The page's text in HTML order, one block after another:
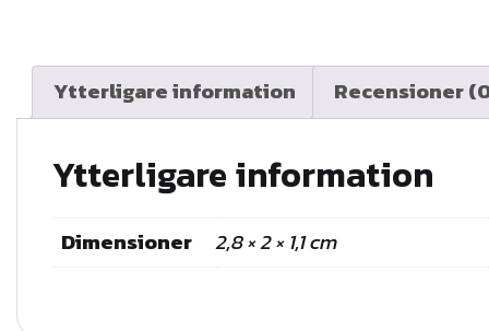
Ytterligare information Recensioner
Ytterligare information
Dimensioner 2,8 × 2 × 1,1 cm